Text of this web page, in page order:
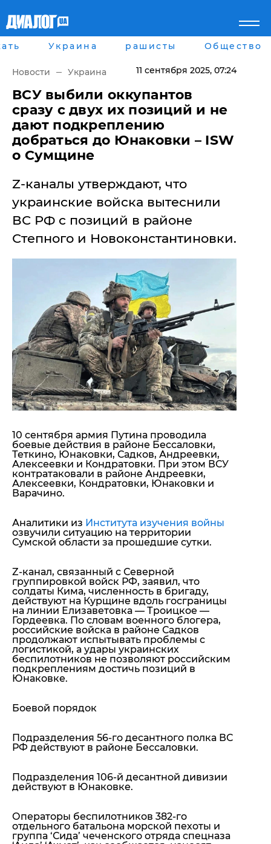
Главная
рассея
Мир
Беларусь
Военное обозрение
Наука и Техника
Экономика
Мнение
Пресса
Шоу-биз
Здоровье
Украина
Культура
Города
Луганск
Харьков
Днепр
Львов
Одесса
Оккупация Крыма
Новости Крыма
Донбасс
Армия Украины
Здоровье
Помощь проекту
Стиль Диалога
Шоу-биз
Культура
Общество
Пресс-релизы
Пресс-релизы
Авторское
Мнение
Блоги
ИноСМИ
Украина рашисты Общество
Новости Украина 11 сентября 2025, 07:24
​ВСУ выбили оккупантов
сразу с двух их позиций и не
дают подкреплению
добраться до Юнаковки – ISW
о Сумщине
Z-каналы утверждают, что
украинские войска вытеснили
ВС РФ с позиций в районе
Степного и Новоконстантиновки.
10 сентября армия Путина проводила
боевые действия в районе Бессаловки,
Теткино, Юнаковки, Садков, Андреевки,
Алексеевки и Кондратовки. При этом ВСУ
контратаковали в районе Андреевки,
Алексеевки, Кондратовки, Юнаковки и
Варачино.
Аналитики из Института изучения войны
озвучили ситуацию на территории
Сумской области за прошедшие сутки.
Z-канал, связанный с Северной
группировкой войск РФ, заявил, что
солдаты Кима, численность в бригаду,
действуют на Курщине вдоль госграницы
на линии Елизаветовка — Троицкое —
Гордеевка. По словам военного блогера,
российские войска в районе Садков
продолжают испытывать проблемы с
логистикой, а удары украинских
беспилотников не позволяют российским
подкреплениям достичь позиций в
Юнаковке.
Боевой порядок
Подразделения 56-го десантного полка ВС
РФ действуют в районе Бессаловки.
Подразделения 106-й десантной дивизии
действуют в Юнаковке.
Операторы беспилотников 382-го
отдельного батальона морской пехоты и
группа ‘Сида’ чеченского отряда спецназа